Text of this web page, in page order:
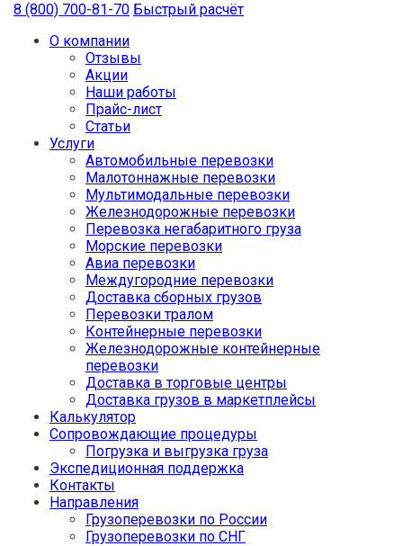
8 (800) 700-81-70 Быстрый расчёт
О компании
Отзывы
Акции
Наши работы
Прайс-лист
Статьи
Услуги
Автомобильные перевозки
Малотоннажные перевозки
Мультимодальные перевозки
Железнодорожные перевозки
Перевозка негабаритного груза
Морские перевозки
Авиа перевозки
Междугородние перевозки
Доставка сборных грузов
Перевозки тралом
Контейнерные перевозки
Железнодорожные контейнерные
перевозки
Доставка в торговые центры
Доставка грузов в маркетплейсы
Калькулятор
Сопровождающие процедуры
Погрузка и выгрузка груза
Экспедиционная поддержка
Контакты
Направления
Грузоперевозки по России
Грузоперевозки по СНГ